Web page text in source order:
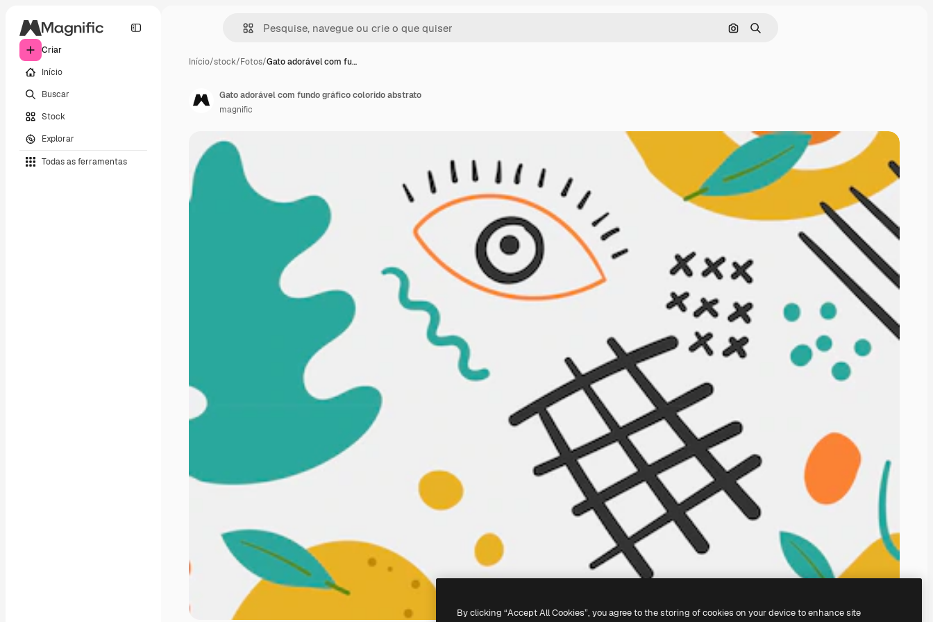
Criar
Início
Buscar
Stock
Explorar
Todas as ferramentas
Pesquisar por imagem
Buscar
Início/stock/Fotos/Gato adorável com fu…
Gato adorável com fundo gráfico colorido abstrato
magnific
By clicking “Accept All Cookies”, you agree to the storing of cookies on your device to enhance site